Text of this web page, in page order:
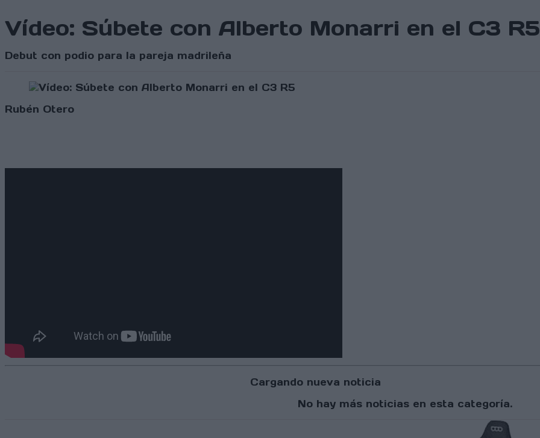
Vídeo: Súbete con Alberto Monarri en el C3 R5
Debut con podio para la pareja madrileña
Rubén Otero
Cargando nueva noticia
No hay más noticias en esta categoría.